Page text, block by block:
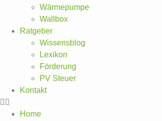
Wärmepumpe
Wallbox
Ratgeber
Wissensblog
Lexikon
Förderung
PV Steuer
Kontakt
Home